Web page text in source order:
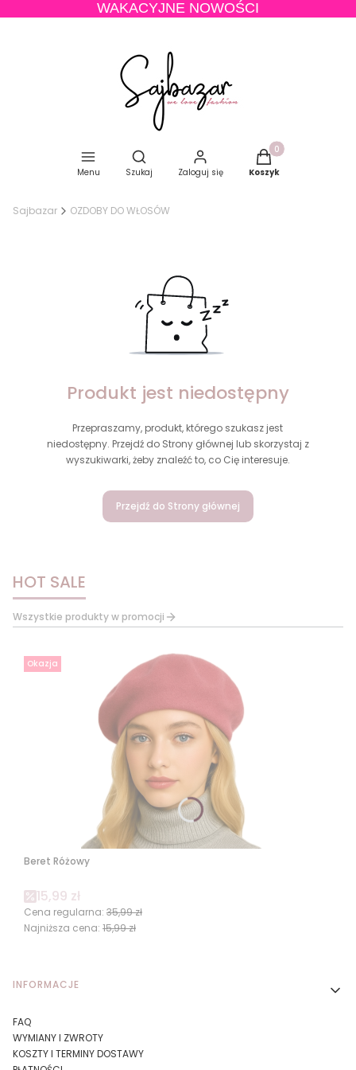
WAKACYJNE NOWOŚCI
Menu
Otwórz wyszukiwarkę
Szukaj Zaloguj się
Produkty w
Koszyk
Sajbazar OZDOBY DO WŁOSÓW
Produkt jest niedostępny
Przepraszamy, produkt, którego szukasz jest
niedostępny. Przejdź do Strony głównej lub skorzystaj z
wyszukiwarki, żeby znaleźć to, co Cię interesuje.
Przejdź do Strony głównej
HOT SALE
Wszystkie produkty w promocji
Okazja
Beret Różowy
Cena promocyjna
15,99 zł
Cena regularna: 35,99 zł
Najniższa cena: 15,99 zł
Linki w stopce
INFORMACJE
FAQ
WYMIANY I ZWROTY
KOSZTY I TERMINY DOSTAWY